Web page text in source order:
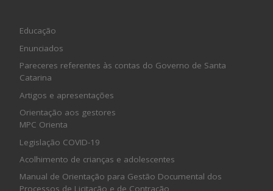
Educação
Enunciados
Pareceres referentes às contas do Governo de Santa
Catarina
Artigos e apresentações
Orientação aos gestores
MPC Orienta
Legislação COVID-19
Acolhimento de crianças e adolescentes
Manual de Orientação para Gestão Documental dos